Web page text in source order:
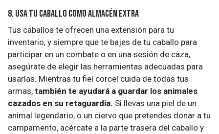
8. Usa tu caballo como almacén extra
Tus caballos te ofrecen una extensión para tu
inventario, y siempre que te bajes de tu caballo para
participar en un combate o en una sesión de caza,
asegúrate de elegir las herramientas adecuadas para
usarlas. Mientras tu fiel corcel cuida de todas tus
armas, también te ayudará a guardar los animales
cazados en su retaguardia. Si llevas una piel de un
animal legendario, o un ciervo que pretendes donar a tu
campamento, acércate a la parte trasera del caballo y